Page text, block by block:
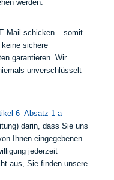
werden.
Mail schicken – somit
sichere
garantieren. Wir
unverschlüsselt
6 Absatz 1 a
darin, dass Sie uns
Ihnen eingegebenen
jederzeit
aus, Sie finden unsere